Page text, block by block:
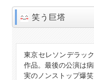
笑う巨塔
東京セレソンデラッ
作品。最後の公演は
実のノンストップ爆